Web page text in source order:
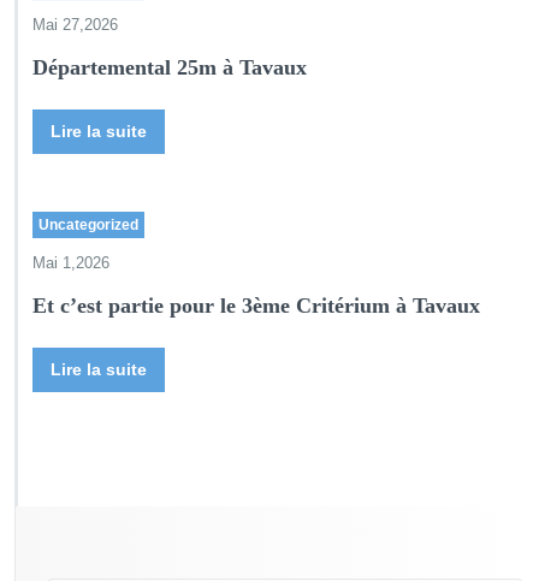
Mai 27,2026
Départemental 25m à Tavaux
Lire la suite
Uncategorized
Mai 1,2026
Et c’est partie pour le 3ème Critérium à Tavaux
Lire la suite